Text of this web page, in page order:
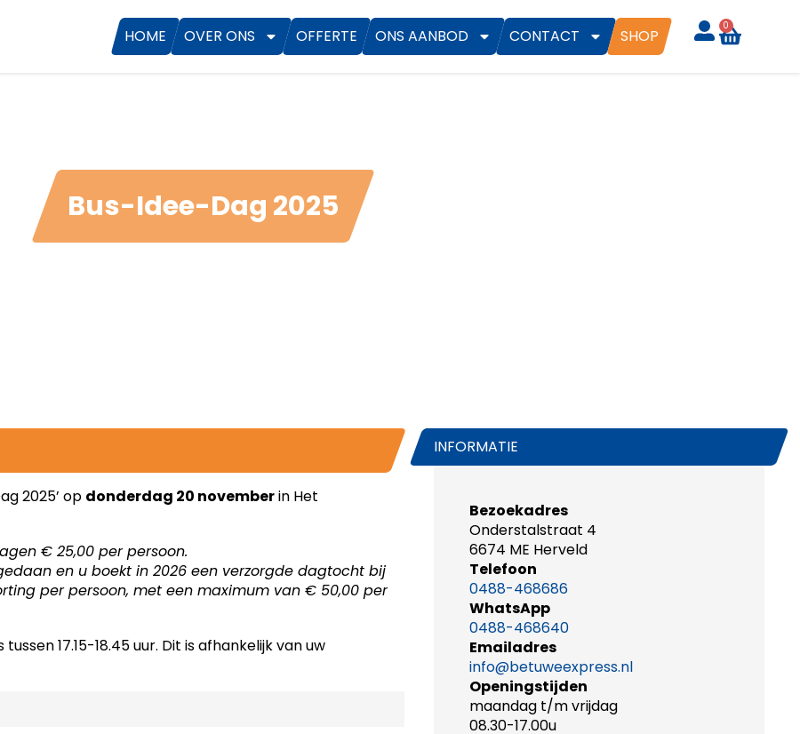
HOME OVER ONS OFFERTE ONS AANBOD CONTACT SHOP
0
Bus-Idee-Dag 2025
2025’ op donderdag 20 novemberin Het
€ 25,00 per persoon.
en u boekt in 2026 een verzorgde dagtocht bij
per persoon, met een maximum van € 50,00 per
17.15-18.45 uur. Dit is afhankelijk van uw
INFORMATIE
Bezoekadres
Onderstalstraat 4
6674 ME Herveld
Telefoon
0488-468686
WhatsApp
0488-468640
Emailadres
info@betuweexpress.nl
Openingstijden
maandag t/m vrijdag
08.30-17.00u